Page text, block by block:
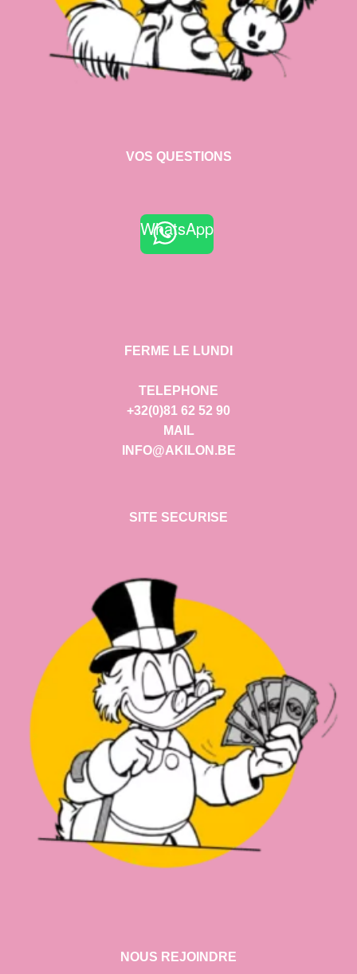
VOS QUESTIONS
WhatsApp
FERME LE LUNDI
TELEPHONE
+32(0)81 62 52 90
MAIL
INFO@AKILON.BE
SITE SECURISE
NOUS REJOINDRE